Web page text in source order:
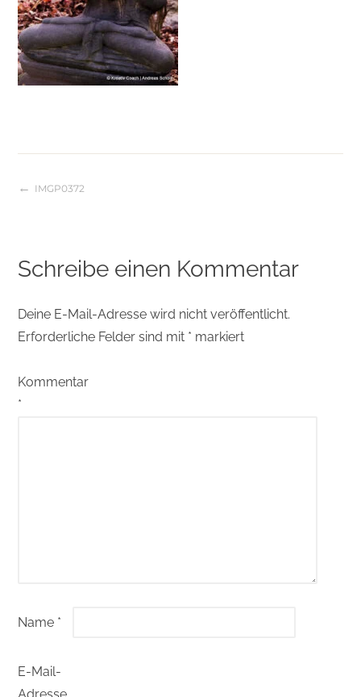
Beitragsnavigation
IMGP0372
Schreibe einen Kommentar
Deine E-Mail-Adresse wird nicht veröffentlicht.
Erforderliche Felder sind mit * markiert
Kommentar
*
Name *
E-Mail-